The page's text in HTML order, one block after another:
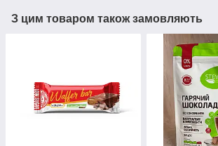
З цим товаром також замовляють